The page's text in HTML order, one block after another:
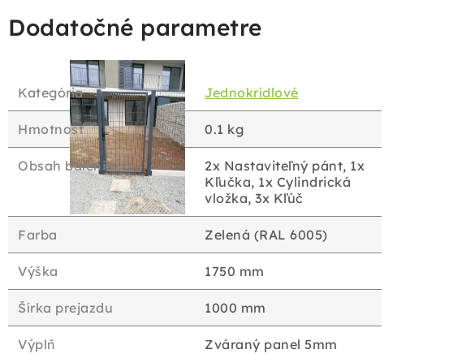
Dodatočné parametre
Kategória Jednokrídlové
Hmotnosť 0.1 kg
Obsah balenia
2x Nastaviteľný pánt, 1x
Kľučka, 1x Cylindrická
vložka, 3x Kľúč
Farba Zelená (RAL 6005)
Výška 1750 mm
Šírka prejazdu 1000 mm
Výplň Zváraný panel 5mm